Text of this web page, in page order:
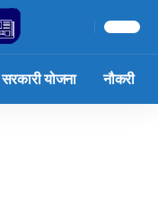
सरकारी योजना नौकरी